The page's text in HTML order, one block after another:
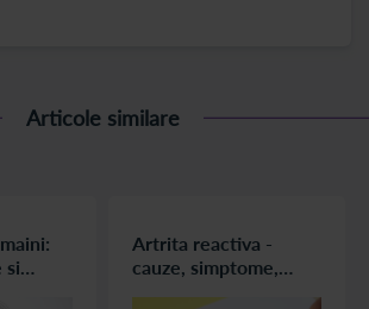
Articole similare
si
Artrita reactiva -
cauze, simptome,